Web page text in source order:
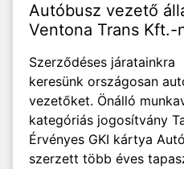
Autóbusz vezető
Ventona Trans Kft.-
Szerződéses járatainkra
keresünk országosan
vezetőket. Önálló
kategóriás jogosítvány
Érvényes GKI kártya
szerzett több éves